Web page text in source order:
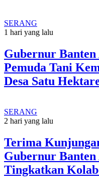
SERANG
1 hari yang lalu
Gubernur
Pemuda Tani
Desa Satu
SERANG
2 hari yang lalu
Terima
Gubernur
Tingkatkan